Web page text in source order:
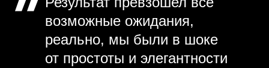
возможные ожидания,
реально, мы были в шоке
от простоты и элегантности